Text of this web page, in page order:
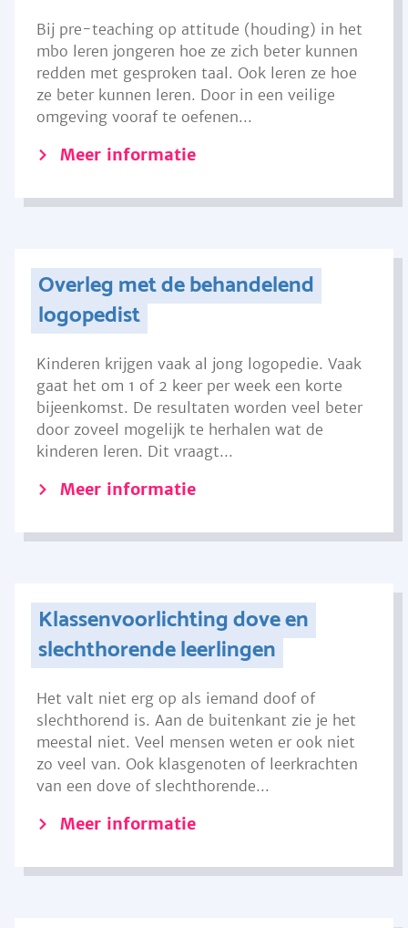
Bij pre-teaching op attitude (houding) in het
mbo leren jongeren hoe ze zich beter kunnen
redden met gesproken taal. Ook leren ze hoe
ze beter kunnen leren. Door in een veilige
omgeving vooraf te oefenen...
Meer informatie
Overleg met de behandelend
logopedist
Kinderen krijgen vaak al jong logopedie. Vaak
gaat het om 1 of 2 keer per week een korte
bijeenkomst. De resultaten worden veel beter
door zoveel mogelijk te herhalen wat de
kinderen leren. Dit vraagt...
Meer informatie
Klassenvoorlichting dove en
slechthorende leerlingen
Het valt niet erg op als iemand doof of
slechthorend is. Aan de buitenkant zie je het
meestal niet. Veel mensen weten er ook niet
zo veel van. Ook klasgenoten of leerkrachten
van een dove of slechthorende...
Meer informatie